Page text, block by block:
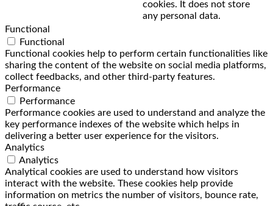
cookies. It does not store
any personal data.
Functional
Functional
Functional cookies help to perform certain functionalities like
sharing the content of the website on social media platforms,
collect feedbacks, and other third-party features.
Performance
Performance
Performance cookies are used to understand and analyze the
key performance indexes of the website which helps in
delivering a better user experience for the visitors.
Analytics
Analytics
Analytical cookies are used to understand how visitors
interact with the website. These cookies help provide
information on metrics the number of visitors, bounce rate,